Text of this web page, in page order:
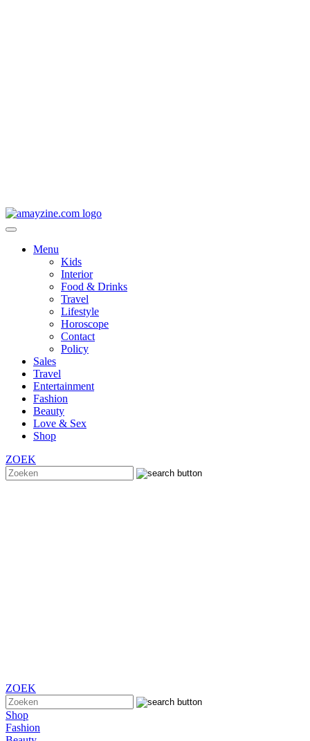
Menu
Kids
Interior
Food & Drinks
Travel
Lifestyle
Horoscope
Contact
Policy
Sales
Travel
Entertainment
Fashion
Beauty
Love & Sex
Shop
ZOEK
ZOEK
Shop
Fashion